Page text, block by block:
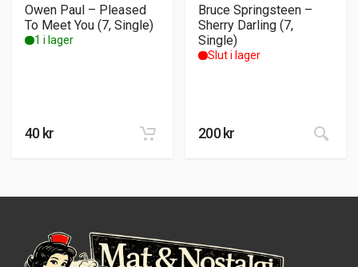
Owen Paul – Pleased
To Meet You (7, Single)
1 i lager
40 kr
Bruce Springsteen –
Sherry Darling (7,
Single)
Slut i lager
200 kr